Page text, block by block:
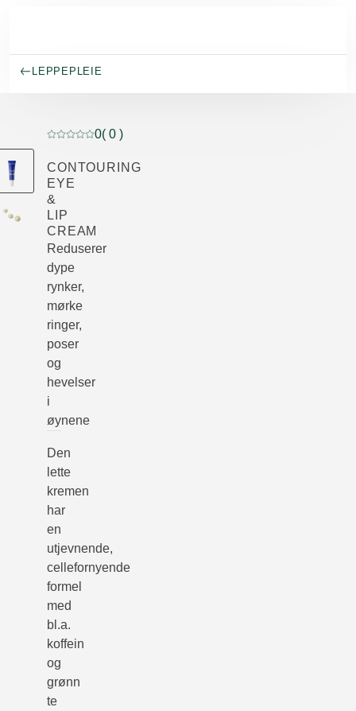
LEPPEPLEIE
Current rating: 0 out of 5 stars rated by 0 customers
0( 0 )
CONTOURING
EYE
&
LIP
CREAM
Reduserer
dype
rynker,
mørke
ringer,
poser
og
hevelser
i
øynene
Den
lette
kremen
har
en
utjevnende,
cellefornyende
formel
med
bl.a.
koffein
og
grønn
te